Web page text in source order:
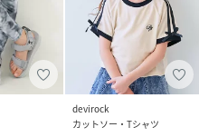
devirock
カットソー・Tシャツ